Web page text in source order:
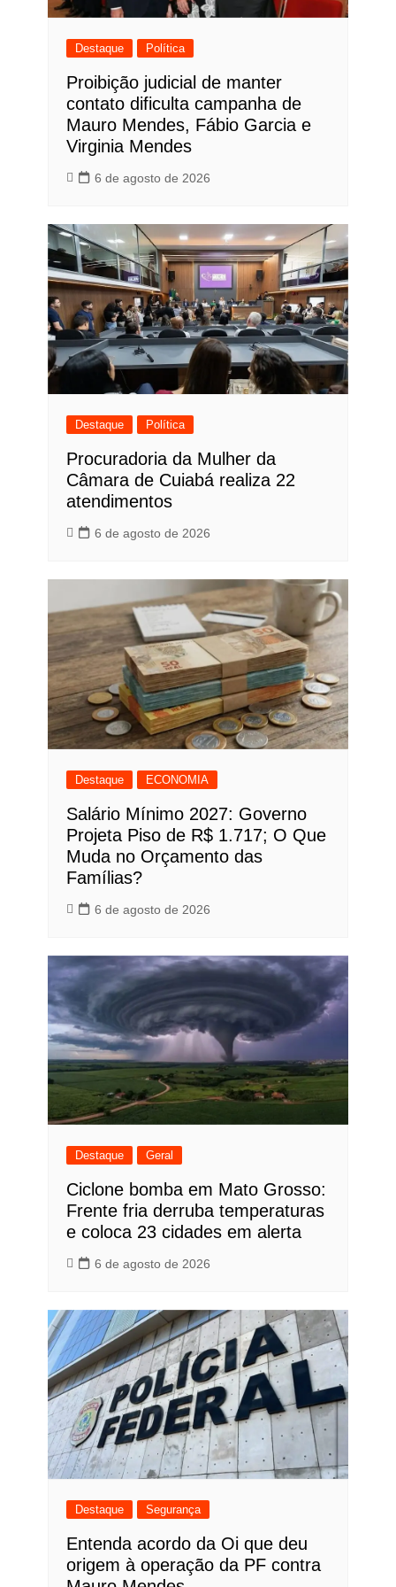
Destaque Política
Proibição judicial de manter
contato dificulta campanha de
Mauro Mendes, Fábio Garcia e
Virginia Mendes
6 de agosto de 2026
Destaque Política
Procuradoria da Mulher da
Câmara de Cuiabá realiza 22
atendimentos
6 de agosto de 2026
Destaque ECONOMIA
Salário Mínimo 2027: Governo
Projeta Piso de R$ 1.717; O Que
Muda no Orçamento das
Famílias?
6 de agosto de 2026
Destaque Geral
Ciclone bomba em Mato Grosso:
Frente fria derruba temperaturas
e coloca 23 cidades em alerta
6 de agosto de 2026
Destaque Segurança
Entenda acordo da Oi que deu
origem à operação da PF contra